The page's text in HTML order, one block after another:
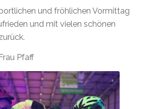
und fröhlichen Vormittag
und mit vielen schönen
Pfaff